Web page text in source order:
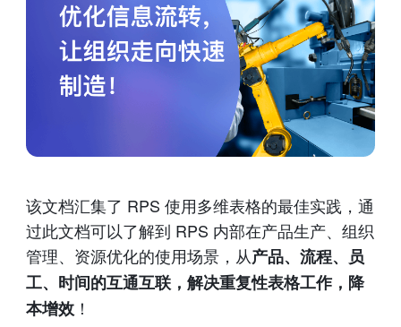
该文档汇集了 RPS 使用多维表格的最佳实践，通
过此文档可以了解到 RPS 内部在产品生产、组织
管理、资源优化的使用场景，从产品、流程、员
工、时间的互通互联，解决重复性表格工作，降
本增效！